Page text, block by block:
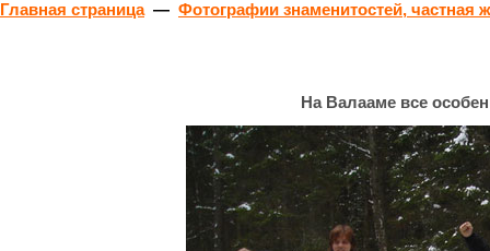
Главная страница— Фотографии знаменитостей,
На Валааме все